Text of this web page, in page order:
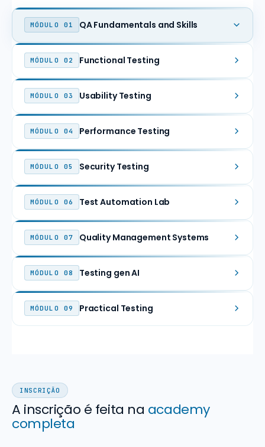
MÓDULO 01 QA Fundamentals and Skills
MÓDULO 02 Functional Testing
MÓDULO 03 Usability Testing
MÓDULO 04 Performance Testing
MÓDULO 05 Security Testing
MÓDULO 06 Test Automation Lab
MÓDULO 07 Quality Management Systems
MÓDULO 08 Testing gen AI
MÓDULO 09 Practical Testing
INSCRIÇÃO
A inscrição é feita na academy
completa